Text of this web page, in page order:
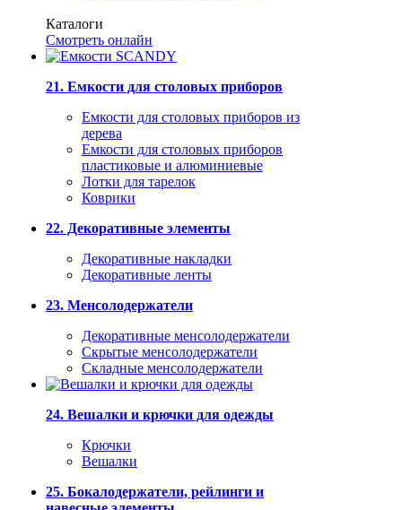
Каталоги
Смотреть онлайн
21. Емкости для столовых приборов
Емкости для столовых приборов из
дерева
Емкости для столовых приборов
пластиковые и алюминиевые
Лотки для тарелок
Коврики
22. Декоративные элементы
Декоративные накладки
Декоративные ленты
23. Менсолодержатели
Декоративные менсолодержатели
Скрытые менсолодержатели
Складные менсолодержатели
24. Вешалки и крючки для одежды
Крючки
Вешалки
25. Бокалодержатели, рейлинги и